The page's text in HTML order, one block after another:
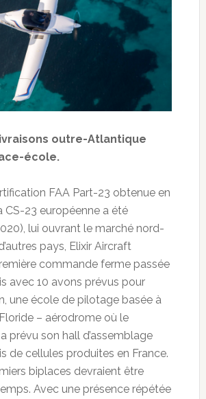
outre-Atlantique
école.
FAA Part-23 obtenue en
CS-23 européenne a été
lui ouvrant le marché nord-
pays, Elixir Aircraft
commande ferme passée
avec 10 avons prévus pour
une école de pilotage basée à
– aérodrome où le
prévu son hall d’assemblage
de cellules produites en France.
biplaces devraient être
Avec une présence répétée